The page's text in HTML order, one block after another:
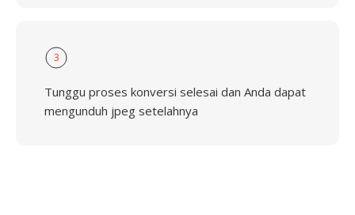
3
Tunggu proses konversi selesai dan Anda dapat
mengunduh jpeg setelahnya